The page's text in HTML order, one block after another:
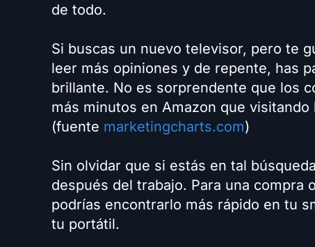
de todo.
Si buscas un nuevo televisor, pero te
leer más opiniones y de repente, has
brillante. No es sorprendente que los
más minutos en Amazon que
(fuente marketingcharts.com)
Sin olvidar que si estás en tal
después del trabajo. Para una compra
podrías encontrarlo más rápido en tu
tu portátil.